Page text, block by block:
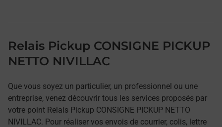
Relais Pickup CONSIGNE PICKUP
NETTO NIVILLAC
Que vous soyez un particulier, un professionnel ou une
entreprise, venez découvrir tous les services proposés par
votre point Relais Pickup CONSIGNE PICKUP NETTO
NIVILLAC. Pour réaliser vos envois de courrier, colis, lettre